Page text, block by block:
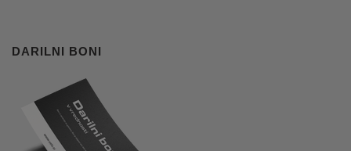
DARILNI BONI